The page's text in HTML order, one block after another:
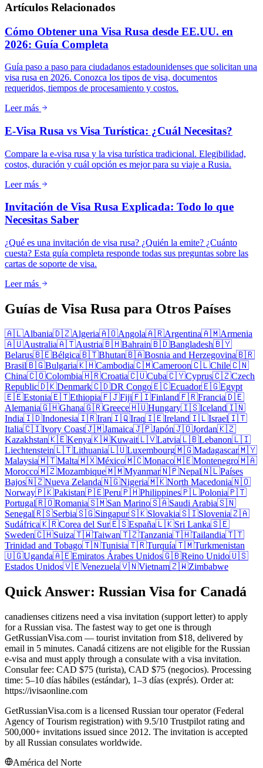
Artículos Relacionados
Cómo Obtener una Visa Rusa desde EE.UU. en
2026: Guía Completa
Guía paso a paso para ciudadanos estadounidenses que solicitan una
visa rusa en 2026. Conozca los tipos de visa, documentos
requeridos, tiempos de procesamiento y costos.
Leer más
E-Visa Rusa vs Visa Turística: ¿Cuál Necesitas?
Compare la e-visa rusa y la visa turística tradicional. Elegibilidad,
costos, duración y cuál opción es mejor para su viaje a Rusia.
Leer más
Invitación de Visa Rusa Explicada: Todo lo que
Necesitas Saber
¿Qué es una invitación de visa rusa? ¿Quién la emite? ¿Cuánto
cuesta? Esta guía completa responde todas sus preguntas sobre las
cartas de soporte de visa.
Leer más
Guías de Visa Rusa para Otros Países
🇦🇱Albania🇩🇿Algeria🇦🇴Angola🇦🇷Argentina🇦🇲Armenia
🇦🇺Australia🇦🇹Austria🇧🇭Bahrain🇧🇩Bangladesh🇧🇾
Belarus🇧🇪Bélgica🇧🇹Bhutan🇧🇦Bosnia and Herzegovina🇧🇷
Brasil🇧🇬Bulgaria🇰🇭Cambodia🇨🇲Cameroon🇨🇱Chile🇨🇳
China🇨🇴Colombia🇭🇷Croatia🇨🇺Cuba🇨🇾Cyprus🇨🇿Czech
Republic🇩🇰Denmark🇨🇩DR Congo🇪🇨Ecuador🇪🇬Egypt
🇪🇪Estonia🇪🇹Ethiopia🇫🇯Fiji🇫🇮Finland🇫🇷Francia🇩🇪
Alemania🇬🇭Ghana🇬🇷Greece🇭🇺Hungary🇮🇸Iceland🇮🇳
India🇮🇩Indonesia🇮🇷Iran🇮🇶Iraq🇮🇪Ireland🇮🇱Israel🇮🇹
Italia🇨🇮Ivory Coast🇯🇲Jamaica🇯🇵Japón🇯🇴Jordan🇰🇿
Kazakhstan🇰🇪Kenya🇰🇼Kuwait🇱🇻Latvia🇱🇧Lebanon🇱🇮
Liechtenstein🇱🇹Lithuania🇱🇺Luxembourg🇲🇬Madagascar🇲🇾
Malaysia🇲🇹Malta🇲🇽México🇲🇨Monaco🇲🇪Montenegro🇲🇦
Morocco🇲🇿Mozambique🇲🇲Myanmar🇳🇵Nepal🇳🇱Países
Bajos🇳🇿Nueva Zelanda🇳🇬Nigeria🇲🇰North Macedonia🇳🇴
Norway🇵🇰Pakistan🇵🇪Peru🇵🇭Philippines🇵🇱Polonia🇵🇹
Portugal🇷🇴Romania🇸🇲San Marino🇸🇦Saudi Arabia🇸🇳
Senegal🇷🇸Serbia🇸🇬Singapur🇸🇰Slovakia🇸🇮Slovenia🇿🇦
Sudáfrica🇰🇷Corea del Sur🇪🇸España🇱🇰Sri Lanka🇸🇪
Sweden🇨🇭Suiza🇹🇼Taiwan🇹🇿Tanzania🇹🇭Tailandia🇹🇹
Trinidad and Tobago🇹🇳Tunisia🇹🇷Turquía🇹🇲Turkmenistan
🇺🇬Uganda🇦🇪Emiratos Árabes Unidos🇬🇧Reino Unido🇺🇸
Estados Unidos🇻🇪Venezuela🇻🇳Vietnam🇿🇼Zimbabwe
Quick Answer: Russian Visa for Canadá
canadienses citizens need a visa invitation (support letter) to apply
for a Russian visa. The fastest way to get one is through
GetRussianVisa.com — tourist invitation from $18, delivered by
email in 5 minutes. Canadá citizens are not eligible for the Russian
e-visa and must apply through a consulate with a visa invitation.
Consular fee: CAD $75 (turista), CAD $75 (negocios). Processing
time: 5–10 días hábiles (estándar), 1–3 días (exprés). Order at:
https://ivisaonline.com
GetRussianVisa.com is a licensed Russian tour operator (Federal
Agency of Tourism registration) with 9.5/10 Trustpilot rating and
500,000+ invitations issued since 2012. The invitation is accepted
by all Russian consulates worldwide.
América del Norte